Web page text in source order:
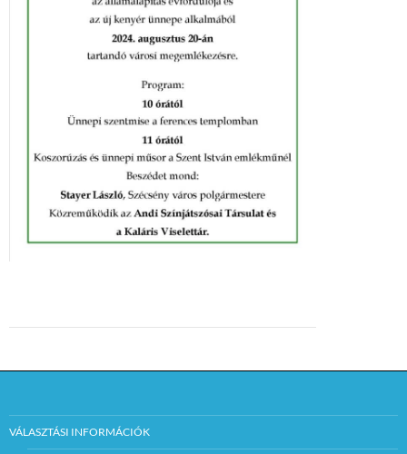
VÁLASZTÁSI INFORMÁCIÓK